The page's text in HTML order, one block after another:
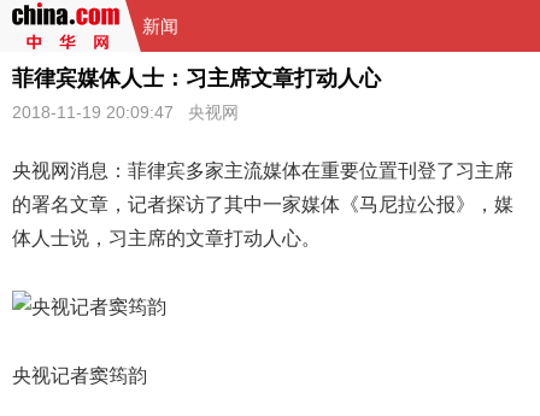
新闻
菲律宾媒体人士：习主席文章打动人心
2018-11-19 20:09:47 央视网
央视网消息：菲律宾多家主流媒体在重要位置刊登了习主席
的署名文章，记者探访了其中一家媒体《马尼拉公报》，媒
体人士说，习主席的文章打动人心。
央视记者窦筠韵